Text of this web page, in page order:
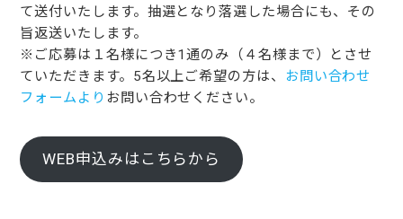
て送付いたします。抽選となり落選した場合にも、その
旨返送いたします。
※ご応募は１名様につき1通のみ（４名様まで）とさせ
ていただきます。5名以上ご希望の方は、
お問い合わせ
フォームより お問い合わせください。
WEB申込みはこちらから